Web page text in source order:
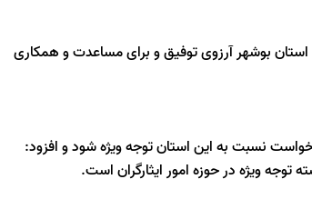
استان بوشهر آرزوی توفیق و برای مساعدت و همکاری
نسبت به این استان توجه ویژه شود و افزود:
ویژه در حوزه امور ایثارگران است.